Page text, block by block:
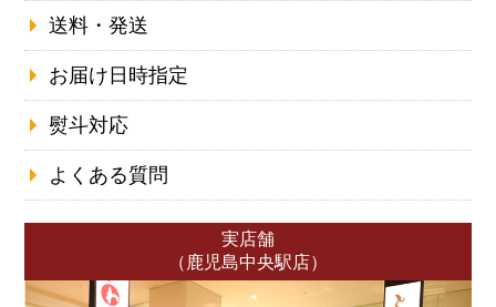
送料・発送
お届け日時指定
熨斗対応
よくある質問
実店舗
（鹿児島中央駅店）